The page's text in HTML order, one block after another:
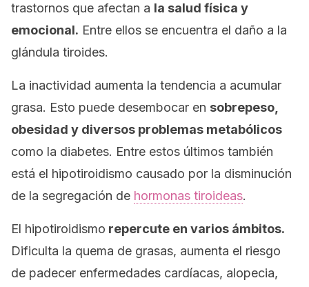
trastornos que afectan a la salud física y
emocional. Entre ellos se encuentra el daño a la
glándula tiroides.
La inactividad aumenta la tendencia a acumular
grasa. Esto puede desembocar en sobrepeso,
obesidad y diversos problemas metabólicos
como la diabetes. Entre estos últimos también
está el hipotiroidismo causado por la disminución
de la segregación de hormonas tiroideas.
El hipotiroidismo repercute en varios ámbitos.
Dificulta la quema de grasas, aumenta el riesgo
de padecer enfermedades cardíacas, alopecia,